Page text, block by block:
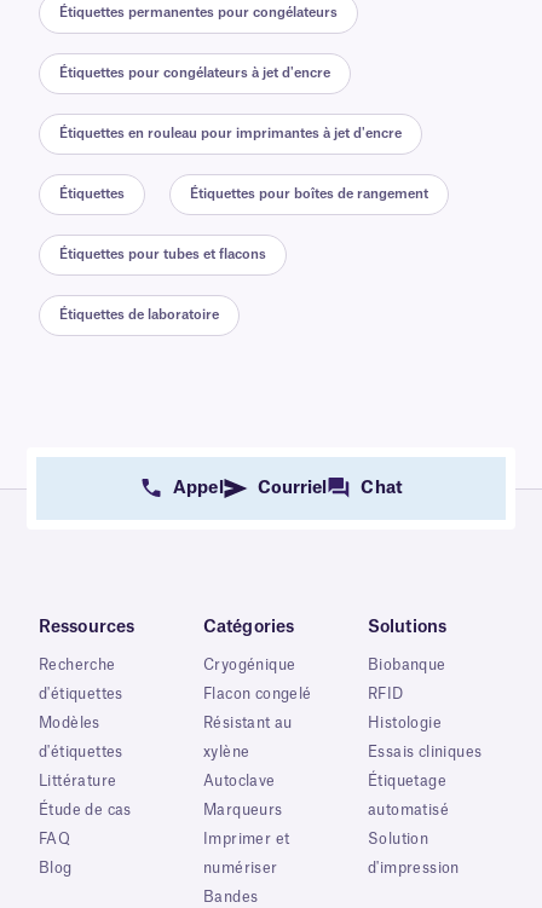
Étiquettes permanentes pour congélateurs
Étiquettes pour congélateurs à jet d'encre
Étiquettes en rouleau pour imprimantes à jet d'encre
Étiquettes Étiquettes pour boîtes de rangement
Étiquettes pour tubes et flacons
Étiquettes de laboratoire
Appel Courriel Chat
Ressources
Recherche
d'étiquettes
Modèles
d'étiquettes
Littérature
Étude de cas
FAQ
Blog
Catégories
Cryogénique
Flacon congelé
Résistant au
xylène
Autoclave
Marqueurs
Imprimer et
numériser
Bandes
Solutions
Biobanque
RFID
Histologie
Essais cliniques
Étiquetage
automatisé
Solution
d'impression